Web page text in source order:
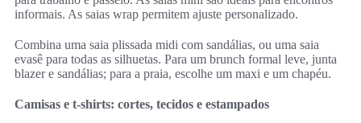
informais. As saias wrap permitem ajuste personalizado.
Combina uma saia plissada midi com sandálias, ou uma saia
evasê para todas as silhuetas. Para um brunch formal leve, junta
blazer e sandálias; para a praia, escolhe um maxi e um chapéu.
Camisas e t-shirts: cortes, tecidos e estampados